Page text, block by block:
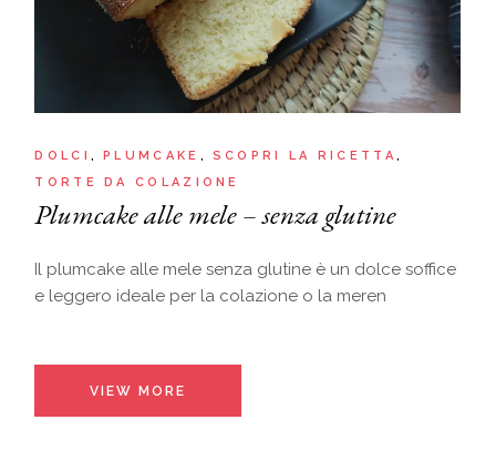
DOLCI PLUMCAKE
SCOPRI LA RICETTA
TORTE DA COLAZIONE
Plumcake alle mele – senza glutine
Il plumcake alle mele senza glutine è un dolce soffice
e leggero ideale per la colazione o la meren
VIEW MORE